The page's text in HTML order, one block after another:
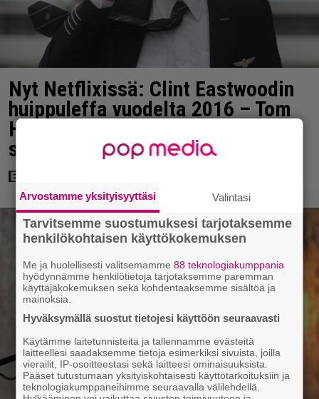
Nyt Netflixissä: Clint Eastwoodin
huippuleffa vuodelta 2016 – Tom
Hanks esittää tosielämän
sankaria
Arvostamme yksityisyyttäsi Valintasi
Tarvitsemme suostumuksesi tarjotaksemme
henkilökohtaisen käyttökokemuksen
Me ja huolellisesti valitsemamme88 teknologiakumppania
hyödynnämme henkilötietoja tarjotaksemme paremman
käyttäjäkokemuksen sekä kohdentaaksemme sisältöä ja
mainoksia.
Hyväksymällä suostut tietojesi käyttöön seuraavasti
Käytämme laitetunnisteita ja tallennamme evästeitä
laitteellesi saadaksemme tietoja esimerkiksi sivuista, joilla
vierailit, IP-osoitteestasi sekä laitteesi ominaisuuksista.
Pääset tutustumaan yksityiskohtaisesti käyttötarkoituksiin ja
teknologiakumppaneihimme seuraavalla välilehdellä.